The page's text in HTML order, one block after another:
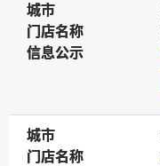
城市
城市
门店名称
门店名称
信息公示
信息公示
城市
城市
门店名称
门店名称